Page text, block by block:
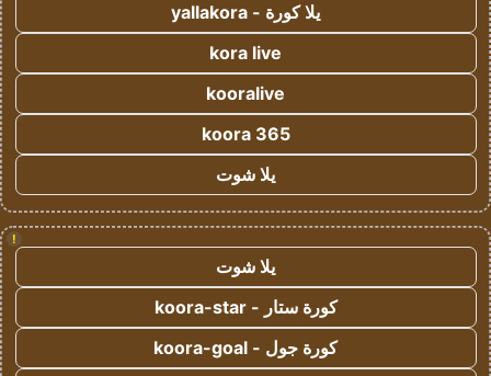
يلا كورة - yallakora
kora live
kooralive
koora 365
يلا شوت
!
يلا شوت
كورة ستار - koora-star
كورة جول - koora-goal